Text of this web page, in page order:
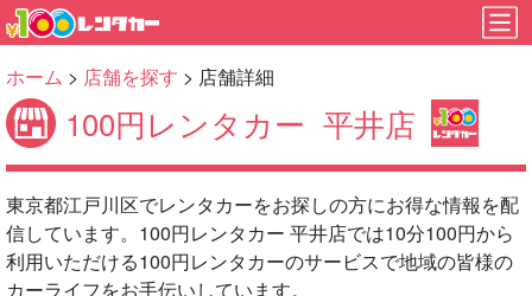
ホーム > 店舗を探す > 店舗詳細
100円レンタカー 平井店
東京都江戸川区でレンタカーをお探しの方にお得な情報を配
信しています。100円レンタカー 平井店では10分100円から
利用いただける100円レンタカーのサービスで地域の皆様の
カーライフをお手伝いしています。